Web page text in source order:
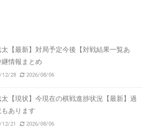
【最新】対局予定今後【対戦結果一覧あ
継情報まとめ
12/28 2026/08/06
【現状】今現在の棋戦進捗状況【最新】過
あります
12/21 2026/08/06